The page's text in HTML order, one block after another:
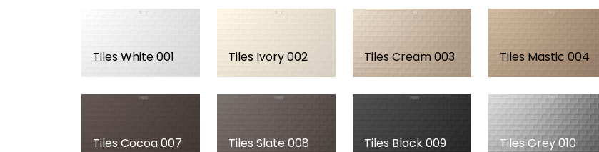
Tiles White 001 Tiles Ivory 002 Tiles Cream 003 Tiles Mastic 004
Tiles Cocoa 007 Tiles Slate 008 Tiles Black 009 Tiles Grey 010